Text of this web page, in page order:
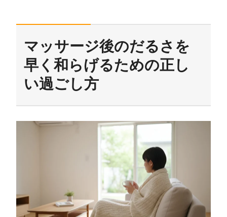
マッサージ後のだるさを
早く和らげるための正し
い過ごし方